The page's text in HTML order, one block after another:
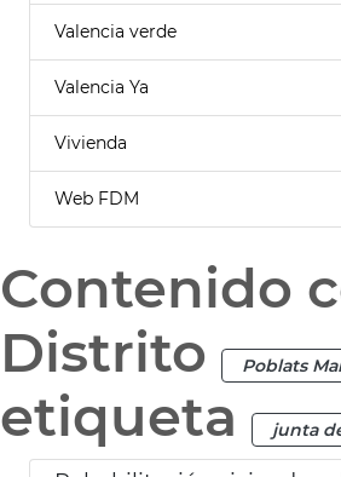
Valencia verde
Valencia Ya
Vivienda
Web FDM
Contenido
Distrito
Poblats
etiqueta
junta